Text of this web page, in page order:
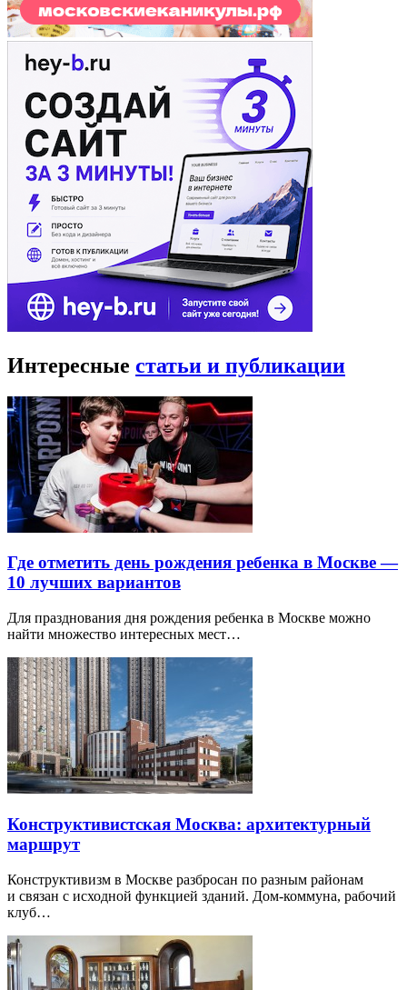
Интересные статьи и публикации
Где отметить день рождения ребенка в Москве —
10 лучших вариантов
Для празднования дня рождения ребенка в Москве можно
найти множество интересных мест…
Конструктивистская Москва: архитектурный
маршрут
Конструктивизм в Москве разбросан по разным районам
и связан с исходной функцией зданий. Дом-коммуна, рабочий
клуб…